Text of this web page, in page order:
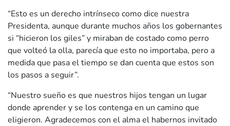
“Esto es un derecho intrínseco como dice nuestra
Presidenta, aunque durante muchos años los gobernantes
si “hicieron los giles” y miraban de costado como perro
que volteó la olla, parecía que esto no importaba, pero a
medida que pasa el tiempo se dan cuenta que estos son
los pasos a seguir”.
“Nuestro sueño es que nuestros hijos tengan un lugar
donde aprender y se los contenga en un camino que
eligieron. Agradecemos con el alma el habernos invitado